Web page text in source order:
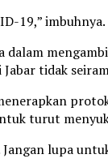
19,” imbuhnya.
tidak
turut
lupa